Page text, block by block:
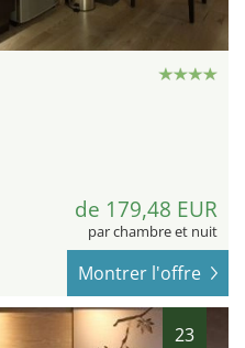
de 179,48 EUR
par chambre et nuit
Montrer l'offre
23